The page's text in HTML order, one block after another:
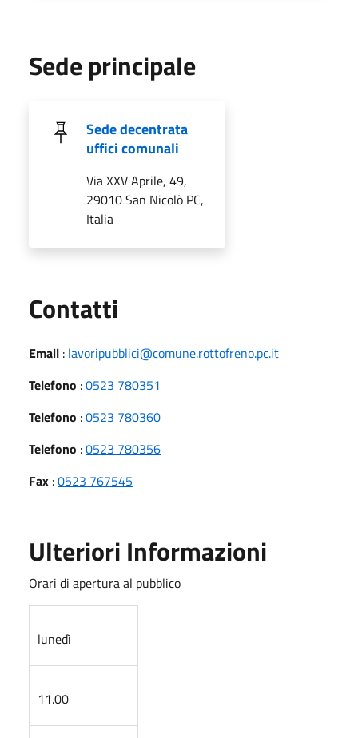
Sede principale
Sede decentrata
uffici comunali
Via XXV Aprile, 49,
29010 San Nicolò PC,
Italia
Contatti
Email : lavoripubblici@comune.rottofreno.pc.it
Telefono :0523 780351
Telefono :0523 780360
Telefono :0523 780356
Fax :0523 767545
Ulteriori Informazioni
Orari di apertura al pubblico
lunedì
11.00